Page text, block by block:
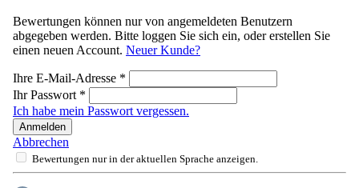
Bewertungen können nur von angemeldeten Benutzern
abgegeben werden. Bitte loggen Sie sich ein, oder erstellen Sie
einen neuen Account. Neuer Kunde?
Ihre E-Mail-Adresse *
Ihr Passwort *
Ich habe mein Passwort vergessen.
Anmelden
Abbrechen
Bewertungen nur in der aktuellen Sprache anzeigen.